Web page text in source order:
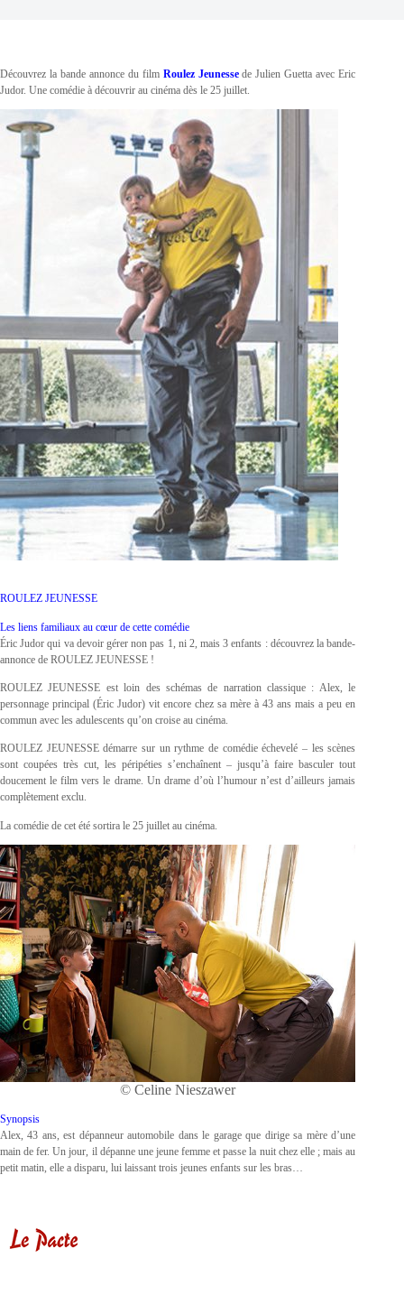
Découvrez la bande annonce du film Roulez Jeunessede Julien Guetta avec Eric
Judor. Une comédie à découvrir au cinéma dès le 25 juillet.
ROULEZ JEUNESSE
Les liens familiaux au cœur de cette comédie
Éric Judor qui va devoir gérer non pas 1, ni 2, mais 3 enfants : découvrez la bande-
annonce de ROULEZ JEUNESSE !
ROULEZ JEUNESSE est loin des schémas de narration classique : Alex, le
personnage principal (Éric Judor) vit encore chez sa mère à 43 ans mais a peu en
commun avec les adulescents qu’on croise au cinéma.
ROULEZ JEUNESSE démarre sur un rythme de comédie échevelé – les scènes
sont coupées très cut, les péripéties s’enchaînent – jusqu’à faire basculer tout
doucement le film vers le drame. Un drame d’où l’humour n’est d’ailleurs jamais
complètement exclu.
La comédie de cet été sortira le 25 juillet au cinéma.
© Celine Nieszawer
Synopsis
Alex, 43 ans, est dépanneur automobile dans le garage que dirige sa mère d’une
main de fer. Un jour, il dépanne une jeune femme et passe la nuit chez elle ; mais au
petit matin, elle a disparu, lui laissant trois jeunes enfants sur les bras…